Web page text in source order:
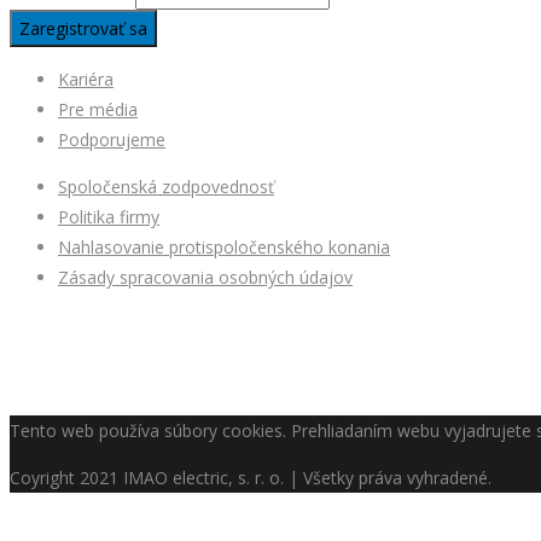
Kariéra
Pre média
Podporujeme
Spoločenská zodpovednosť
Politika firmy
Nahlasovanie protispoločenského konania
Zásady spracovania osobných údajov
Tento web používa súbory cookies. Prehliadaním webu vyjadrujete
Coyright 2021 IMAO electric, s. r. o. | Všetky práva vyhradené.